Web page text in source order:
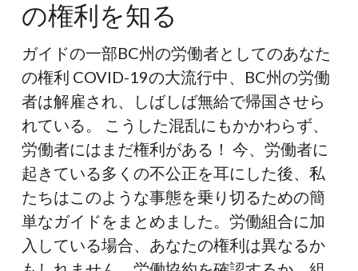
ク
時
の
あ
な
た
の
権
利
を
知
の権利を知る
ガイドの一部BC州の労働者としてのあなた
の権利 COVID-19の大流行中、BC州の労働
者は解雇され、しばしば無給で帰国させら
れている。 こうした混乱にもかかわらず、
労働者にはまだ権利がある！ 今、労働者に
起きている多くの不公正を耳にした後、私
たちはこのような事態を乗り切るための簡
単なガイドをまとめました。労働組合に加
入している場合、あなたの権利は異なるか